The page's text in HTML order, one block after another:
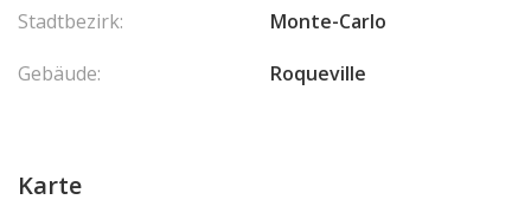
Stadtbezirk:
Monte-Carlo
Gebäude:
Roqueville
Karte